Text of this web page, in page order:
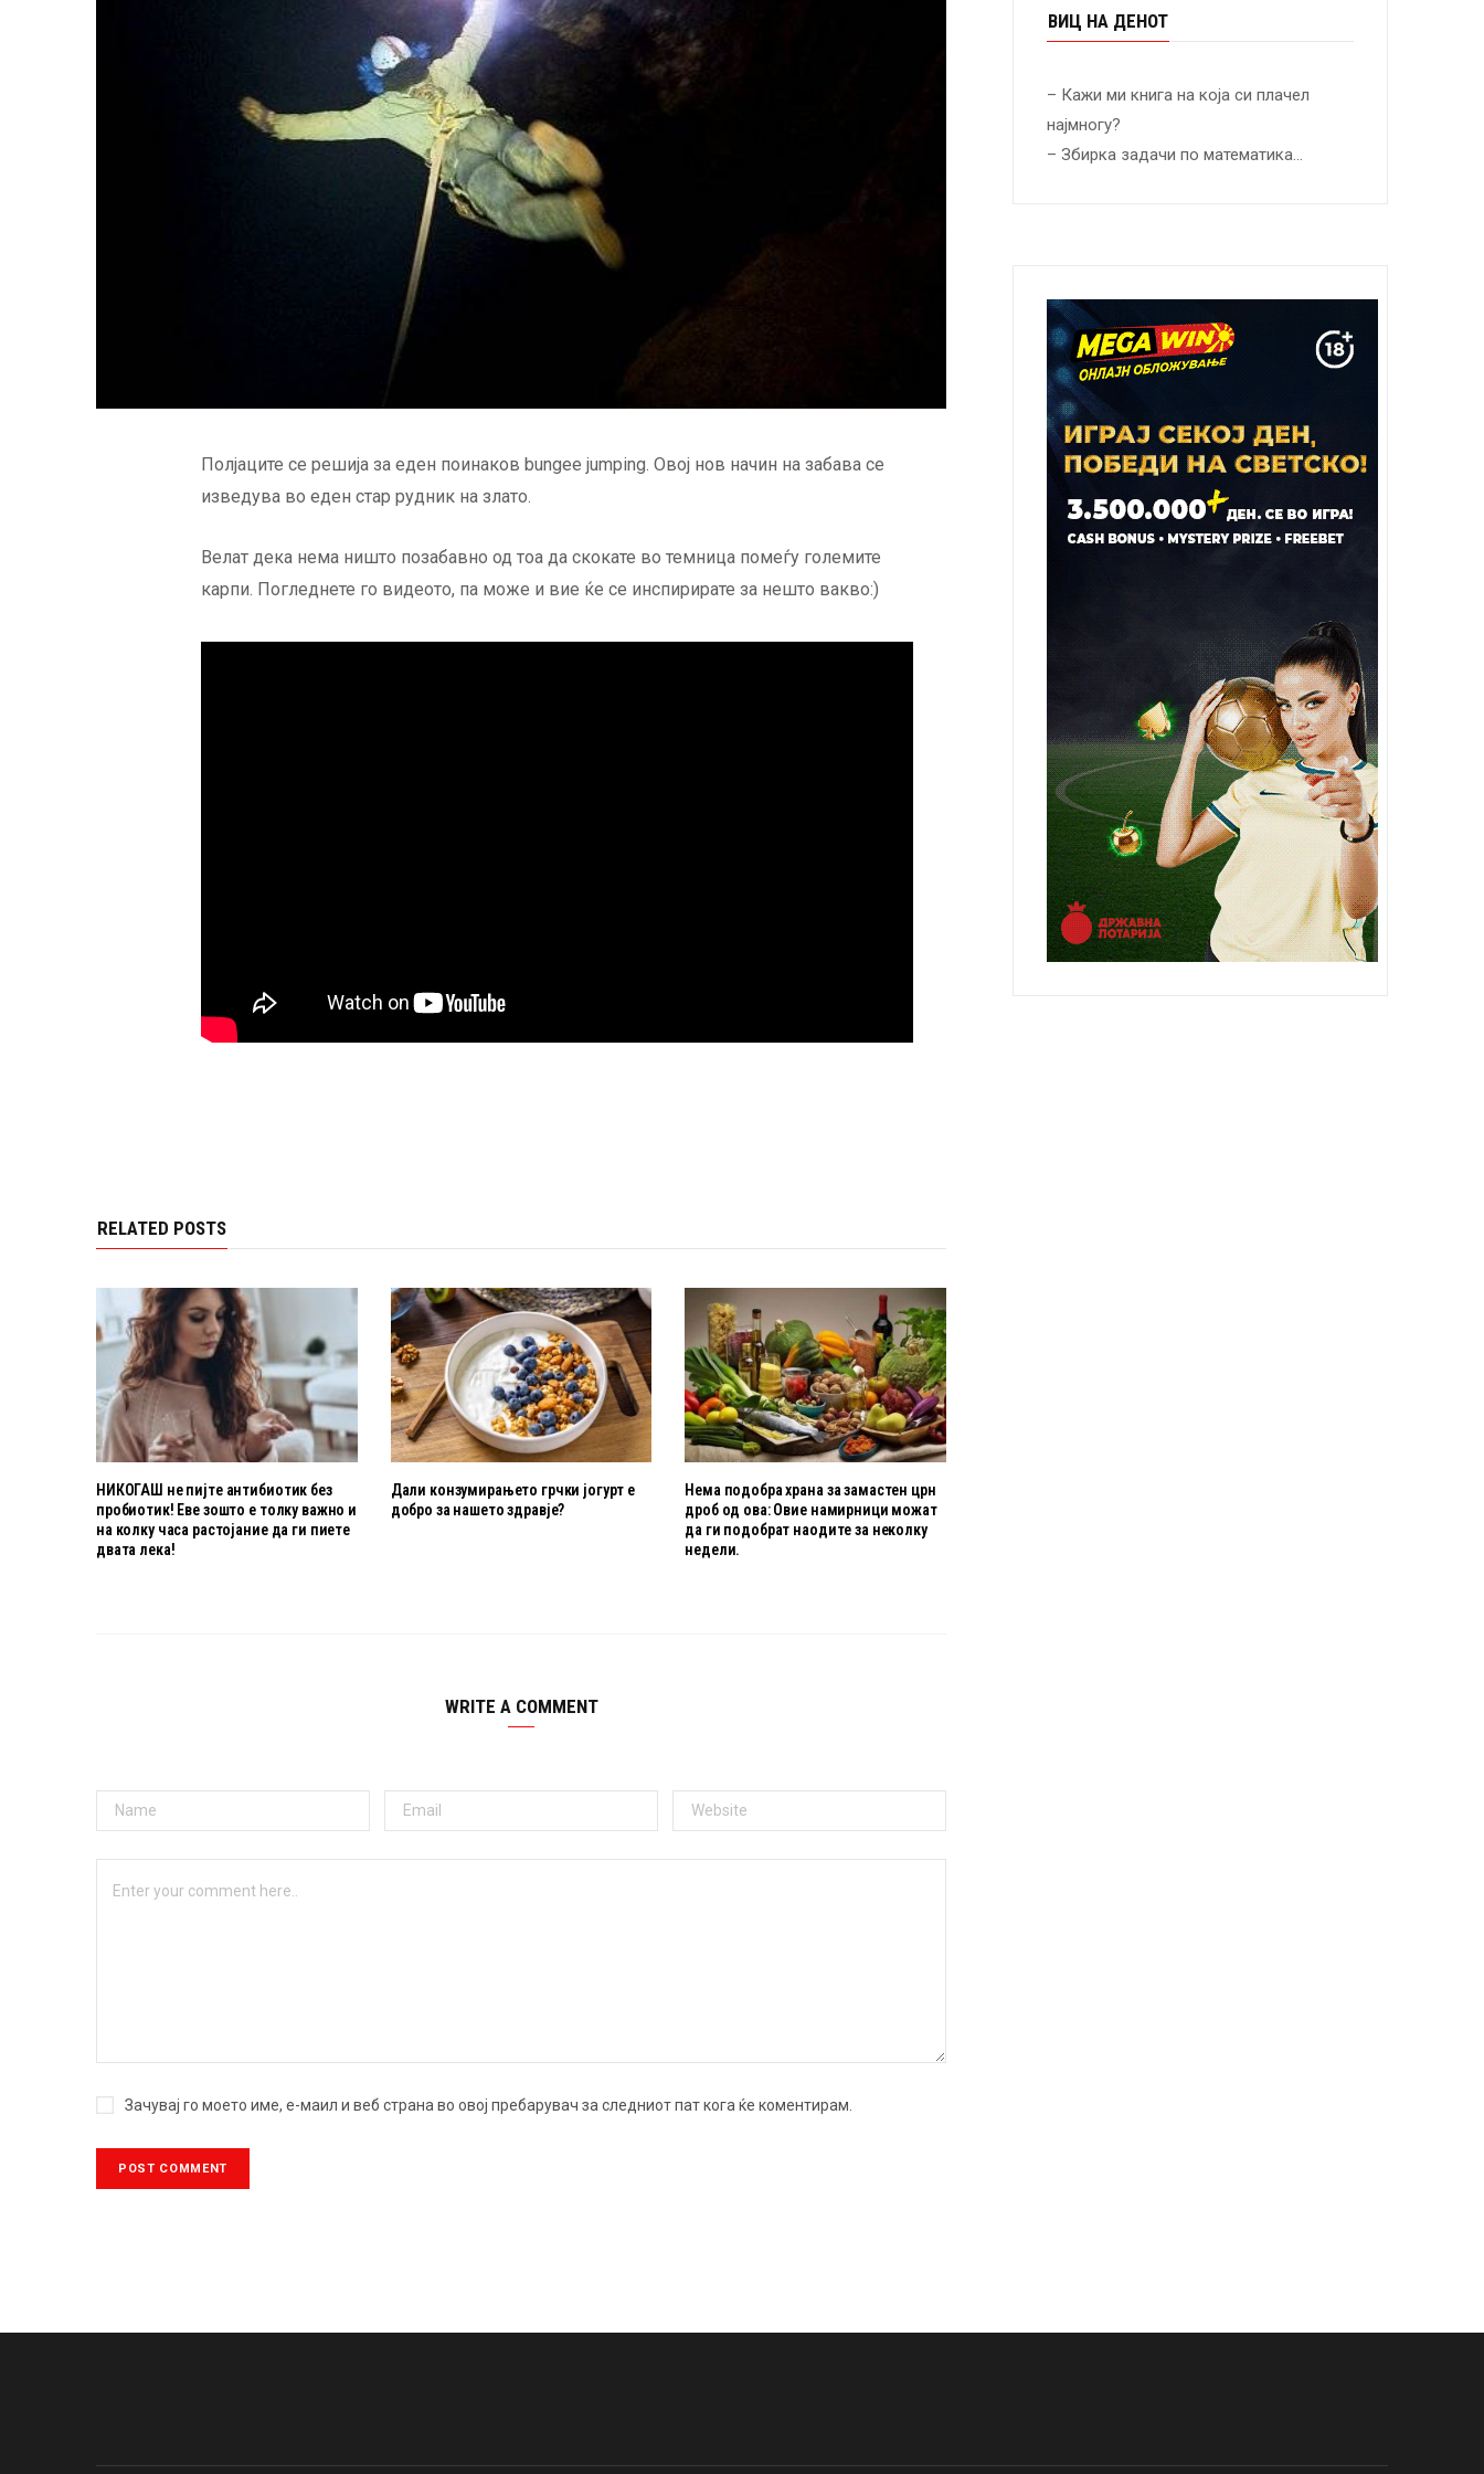
Полјаците се решија за еден поинаков bungee jumping. Овој нов начин на забава се
изведува во еден стар рудник на злато.
Велат дека нема ништо позабавно од тоа да скокате во темница помеѓу големите
карпи. Погледнете го видеото, па може и вие ќе се инспирирате за нешто вакво:)
RELATED POSTS
НИКОГАШ не пијте антибиотик без
пробиотик! Еве зошто е толку важно и
на колку часа растојание да ги пиете
двата лека!
Дали конзумирањето грчки јогурт е
добро за нашето здравје?
Нема подобра храна за замастен црн
дроб од ова: Овие намирници можат
да ги подобрат наодите за неколку
недели.
WRITE A COMMENT
Зачувај го моето име, е-маил и веб страна во овој пребарувач за следниот пат кога ќе коментирам.
ВИЦ НА ДЕНОТ
– Кажи ми книга на која си плачел
најмногу?
– Збирка задачи по математика…